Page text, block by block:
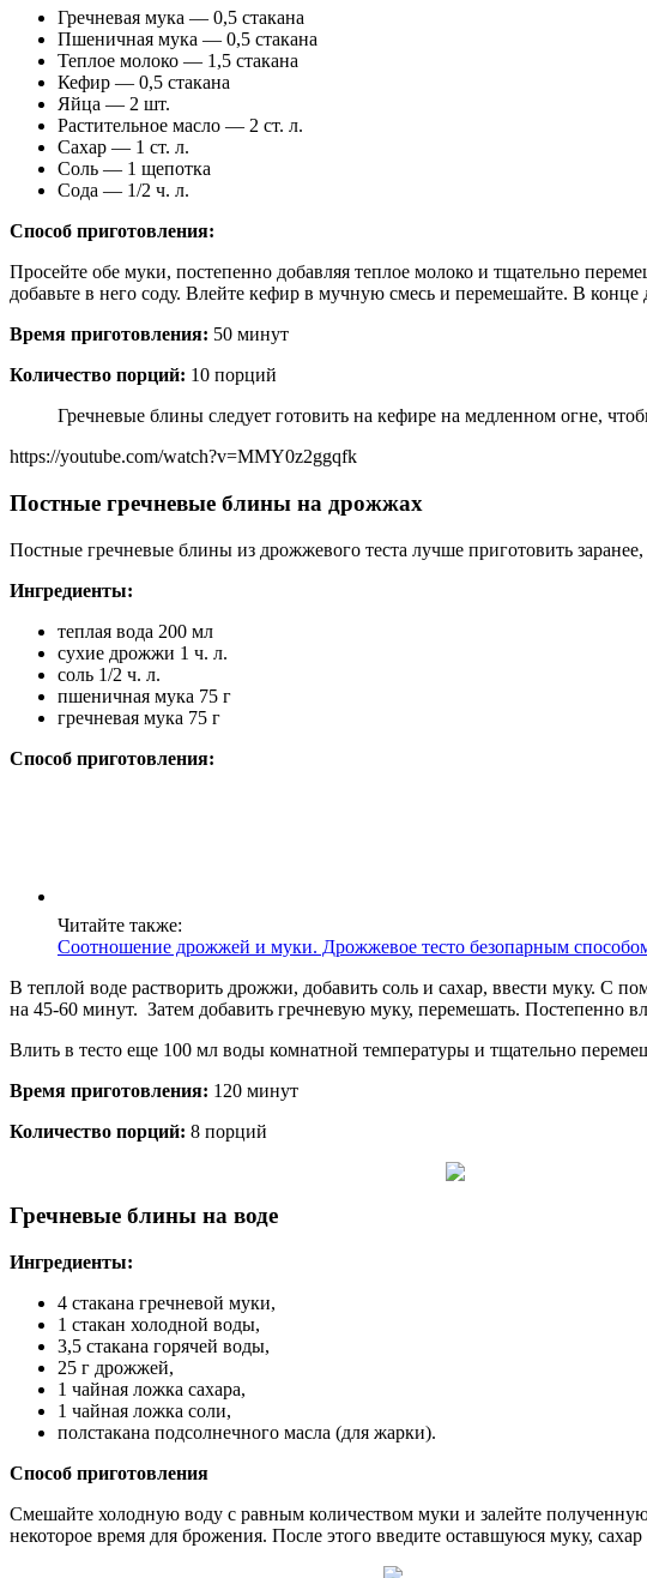
Гречневая мука — 0,5 стакана
Пшеничная мука — 0,5 стакана
Теплое молоко — 1,5 стакана
Кефир — 0,5 стакана
Яйца — 2 шт.
Растительное масло — 2 ст. л.
Сахар — 1 ст. л.
Соль — 1 щепотка
Сода — 1/2 ч. л.
Способ приготовления:
Просейте обе муки, постепенно добавляя теплое молоко и тщательно
добавьте в него соду. Влейте кефир в мучную смесь и перемешайте. В
Время приготовления: 50 минут
Количество порций: 10 порций
Гречневые блины следует готовить на кефире на медленном огне,
https://youtube.com/watch?v=MMY0z2ggqfk
Постные гречневые блины на дрожжах
Постные гречневые блины из дрожжевого теста лучше приготовить
Ингредиенты:
теплая вода 200 мл
сухие дрожжи 1 ч. л.
соль 1/2 ч. л.
пшеничная мука 75 г
гречневая мука 75 г
Способ приготовления:
Читайте также:
Соотношение дрожжей и муки. Дрожжевое тесто безопарным
В теплой воде растворить дрожжи, добавить соль и сахар, ввести муку. С
на 45-60 минут. Затем добавить гречневую муку, перемешать. Постепенно
Влить в тесто еще 100 мл воды комнатной температуры и тщательно
Время приготовления: 120 минут
Количество порций: 8 порций
Гречневые блины на воде
Ингредиенты:
4 стакана гречневой муки,
1 стакан холодной воды,
3,5 стакана горячей воды,
25 г дрожжей,
1 чайная ложка сахара,
1 чайная ложка соли,
полстакана подсолнечного масла (для жарки).
Способ приготовления
Смешайте холодную воду с равным количеством муки и залейте
некоторое время для брожения. После этого введите оставшуюся муку,